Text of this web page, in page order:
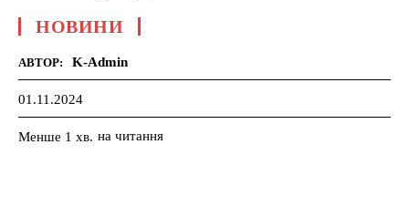
НОВИНИ
АВТОР: K-Admin
01.11.2024
Менше 1 хв. на читання